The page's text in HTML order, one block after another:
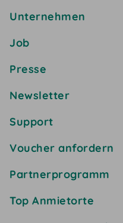
Unternehmen
Job
Presse
Newsletter
Support
Voucher anfordern
Partnerprogramm
Top Anmietorte